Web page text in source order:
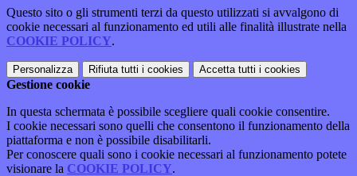
Questo sito o gli strumenti terzi da questo utilizzati si avvalgono di
cookie necessari al funzionamento ed utili alle finalità illustrate nella
COOKIE POLICY.
Personalizza Rifiuta tutti i cookies Accetta tutti i cookies
Gestione cookie
In questa schermata è possibile scegliere quali cookie consentire.
I cookie necessari sono quelli che consentono il funzionamento della
piattaforma e non è possibile disabilitarli.
Per conoscere quali sono i cookie necessari al funzionamento potete
visionare la COOKIE POLICY.